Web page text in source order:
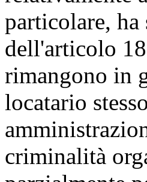
particolare,
dell'articolo
rimangono in
locatario
criminalità